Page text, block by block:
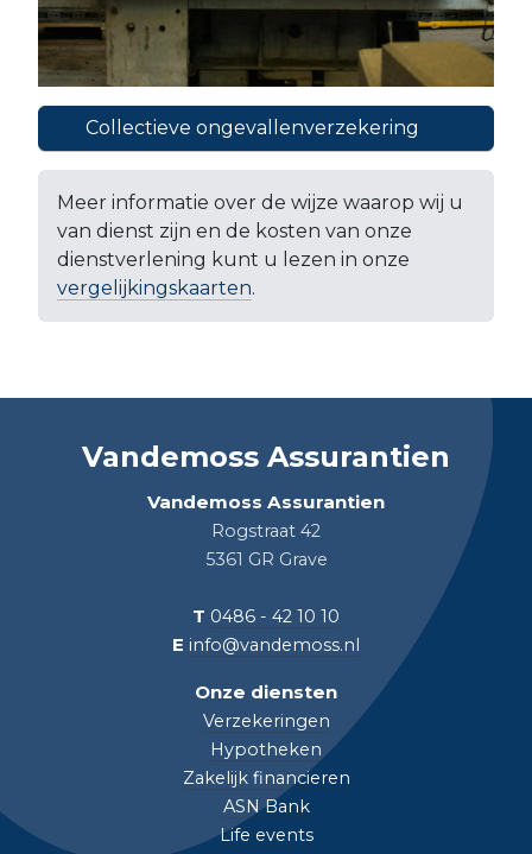
Collectieve ongevallenverzekering
Meer informatie over de wijze waarop wij u
van dienst zijn en de kosten van onze
dienstverlening kunt u lezen in onze
vergelijkingskaarten.
Vandemoss Assurantien
Vandemoss Assurantien
Rogstraat 42
5361 GR Grave
T 0486 - 42 10 10
E info@vandemoss.nl
Onze diensten
Verzekeringen
Hypotheken
Zakelijk financieren
ASN Bank
Life events